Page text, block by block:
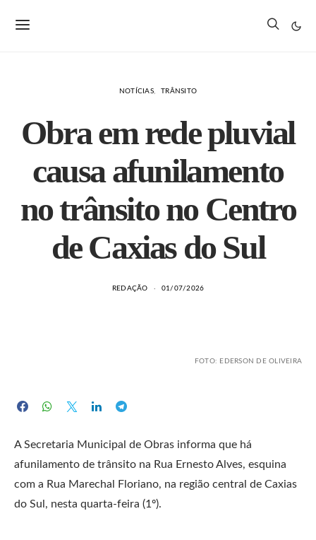
NOTÍCIAS TRÂNSITO
Obra em rede pluvial
causa afunilamento
no trânsito no Centro
de Caxias do Sul
REDAÇÃO 01/07/2026
FOTO: EDERSON DE OLIVEIRA
A Secretaria Municipal de Obras informa que há
afunilamento de trânsito na Rua Ernesto Alves, esquina
com a Rua Marechal Floriano, na região central de Caxias
do Sul, nesta quarta-feira (1º).